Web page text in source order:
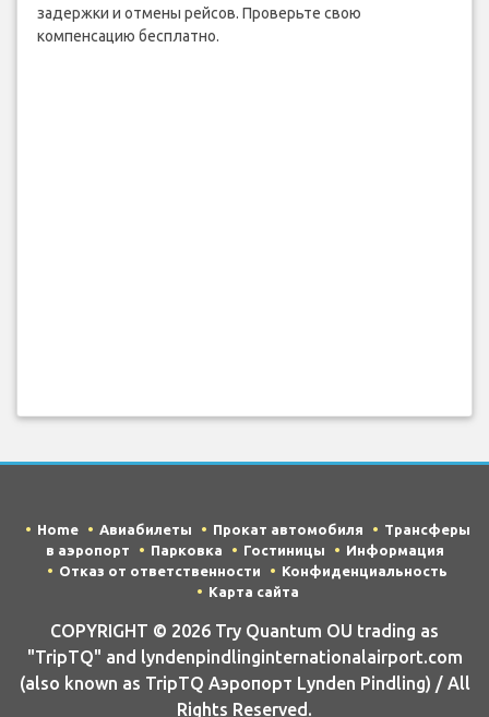
задержки и отмены рейсов. Проверьте свою
компенсацию бесплатно.
Home Авиабилеты Прокат автомобиля
Трансферы
в аэропорт
Парковка Гостиницы
Информация
Отказ от ответственности
Конфиденциальность
Карта сайта
COPYRIGHT © 2026 Try Quantum OU trading as
"TripTQ" and lyndenpindlinginternationalairport.com
(also known as TripTQ Аэропорт Lynden Pindling) / All
Rights Reserved.